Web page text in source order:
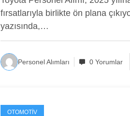
fırsatlarıyla birlikte ön plana
yazısında,…
Personel Alımları 0 Yorumlar
OTOMOTIV